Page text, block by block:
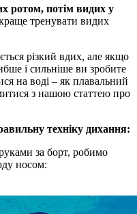
ротом, потім видих у
тренувати видих
різкий вдих, але якщо
і сильніше ви зробите
на воді – як плавальний
з нашою статтею про
техніку дихання:
за борт, робимо
носом: